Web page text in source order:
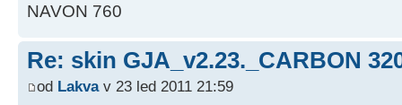
NAVON 760
Re: skin GJA_v2.23._CARBON
od Lakvav 23 led 2011 21:59